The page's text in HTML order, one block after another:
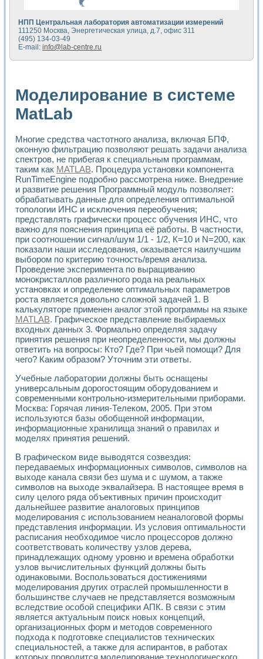
Исследование кинетики движения макрочастиц в
Метод прогнозирования свойств дисперсных продуктов
Недорогая система управления сверхпроводящим
Применение технологий NI в курсе экспериментальной
Расчет переноса аэрозоля и выпадения осадка в
Применение NI VISION для геометрического анализа в
Система температурной стабилизации
Управление движением с помощью программно -
Система управления асинхронным тиристорным
Лазерный профилометр
Применение средств NATIONAL INSTRUMENTS для
Разработка автоматизированного стенда для
Автоматизированный стенд рентгеновской диагностики
Высокочувствительные оптоэлектронные
Установка для измерения диэлектрических свойств
Исследование кинетики зарождения и развития
Лабораторный электрический импедансный томограф на
Микрозондовая система для характеризации
Метод траекторий в исследовании
Промышленная автоматизация
Автоматизация технологических процессов получения
Использование систем технического зрения для контроля
Исследование электромагнитных переходных процессов
Применение LabVIEW при разработке обучающих
Разработка виртуальных тренажеров путем
Система блокировок, сигнализации и защиты ускорителя
Система сбора данных и управления процессом
Управление температурой газовой среды специальной
Разработка программного обеспечения с
Использование технологий NATIONAL INSTRUMENTS
Оборудование для промышленной термотрансферной
Автоматизация реометрических исследований на базе
Применение измерителя иммитанса для исследова¬ния
Исследование электромагнитных переходных процессов
Стенд для исследования электрических переходных
Автоматизация контроля сварных швов на базе
Моделирование надежности и эффективности систем
Лабораторные практикумы и учебные стенды
Автоматизация лабораторного стенда по измерению
Автоматизированные лабораторные комплексы для
Виртуальный прибор для исследования нелинейных
Использование виртуальных приборов в процесе
Использование программ ELECTRONICS WORKBENCH-
Лабораторный практикум по дисциплине «Цифровые
Лабораторный практикум по ИНС на основе LabVIEW
Лабораторный практикум по основам теории коммутации
Опыт использования NI LabVIEW для создания
Применение LabVIEW для исследования течения в
Создание виртуальной работы «Изучение магнитных
Обратный маятник
Устройство для изучения основ интерфейсов обмена по
Лабораторный практикум: изучение адиабатического
Стенд для исследования электрических переходных
Система статистической обработки результатов
НПП Центральная лаборатория автоматизации измерений
111250 Москва, Энергетическая улица, д.7, офис 311
(495) 134-03-49
E-mail: info@lab-centre.ru
Моделирование в системе
MatLab
Многие средства частотного анализа, включая БПФ,
оконную фильтрацию позволяют решать задачи анализа
спектров, не прибегая к специальным программам,
таким как MATLAB. Процедура установки компонента
RunTimeEngine подробно рассмотрена ниже. Внедрение
и развитие решения Программный модуль позволяет:
обрабатывать данные для определения оптимальной
топологии ИНС и исключения переобучения;
представлять графически процесс обучения ИНС, что
важно для пояснения принципа её работы. В частности,
при соотношении сигнал/шум 1/1 - 1/2, К=10 и N=200, как
показали наши исследования, оказывается наилучшим
выбором по критерию точность/время анализа.
Проведение эксперимента по выращиванию
монокристаллов различного рода на реальных
установках и определение оптимальных параметров
роста является довольно сложной задачей 1. В
калькуляторе применен аналог этой программы на языке
MATLAB. Графическое представление выбираемых
входных данных 3. Формально определяя задачу
принятия решения при неопределенности, мы должны
ответить на вопросы: Кто? Где? При чьей помощи? Для
чего? Каким образом? Уточним эти ответы.
Учебные лаборатории должны быть оснащены
универсальным дорогостоящим оборудованием и
современными контрольно-измерительными приборами.
Москва: Горячая линия-Телеком, 2005. При этом
используются базы обобщенной информации,
информационные хранилища знаний о правилах и
моделях принятия решений.
В графическом виде выводятся созвездия:
передаваемых информационных символов, символов на
выходе канала связи без шума и с шумом, а также
символов на выходе эквалайзера. В настоящее время в
силу целого ряда объективных причин происходит
дальнейшее развитие аналоговых принципов
моделирования с использованием неаналоговой формы
представления информации. Из условия оптимальности
расписания необходимое число процессоров должно
соответствовать количеству узлов дерева,
принадлежащих одному уровню и времена обработки
узлов вычислительных функций должны быть
одинаковыми. Воспользоваться достижениями
моделирования других отраслей промышленности в
большинстве случаев не представляется возможным
вследствие особой специфики АПК. В связи с этим
является актуальным поиск новых концепций,
организационных форм и методов современного
подхода к подготовке специалистов технических
специальностей, а также для аспирантов, в работах